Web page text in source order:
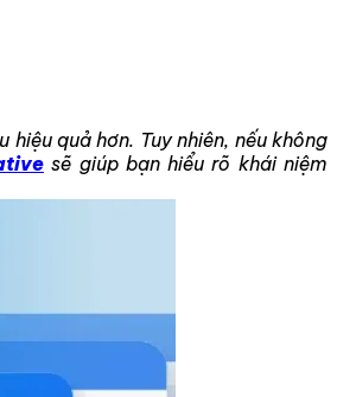
quả hơn. Tuy nhiên, nếu không
sẽ giúp bạn hiểu rõ khái niệm